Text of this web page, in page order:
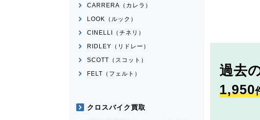
過去
1,950
CARRERA（カレラ）
LOOK（ルック）
CINELLI（チネリ）
RIDLEY（リドレー）
SCOTT（スコット）
FELT（フェルト）
クロスバイク買取